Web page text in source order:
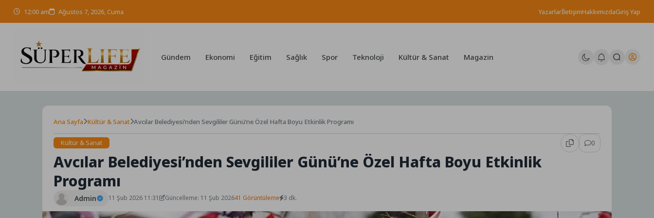
content
12:00 am Ağustos 7, 2026, Cuma YazarlarİletişimHakkımızdaGiriş Yap
Gündem Ekonomi Eğitim Sağlık Spor Teknoloji Kültür & Sanat Magazin
Ana Sayfa Kültür & Sanat Avcılar Belediyesi’nden Sevgililer Günü’ne Özel Hafta Boyu Etkinlik Programı
Kültür & Sanat 0
Avcılar Belediyesi’nden Sevgililer Günü’ne Özel Hafta Boyu Etkinlik
Programı
Admin 11 Şub 2026 11:31 Güncelleme: 11 Şub 202641 Görüntüleme 3 dk.